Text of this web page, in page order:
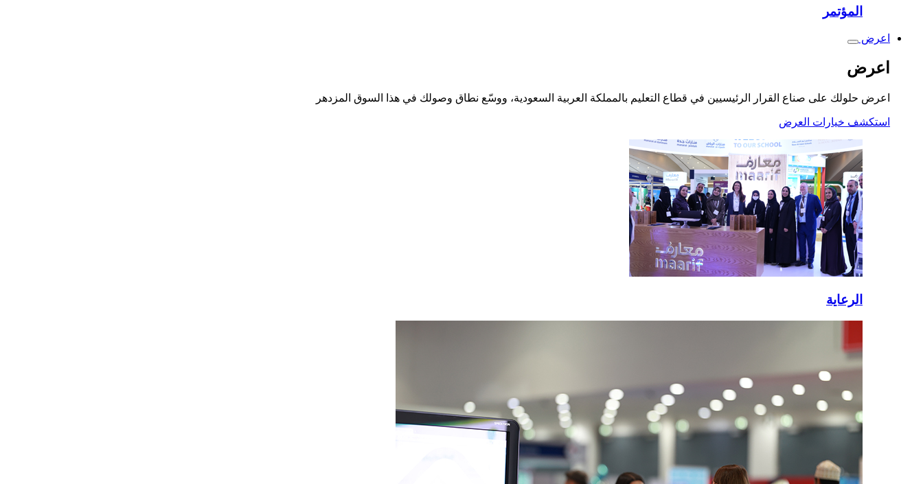
المؤتمر
اعرض
Toggle
اعرض
اعرض حلولك على صناع القرار الرئيسيين في قطاع التعليم بالمملكة العربية السعودية، ووسّع نطاق وصولك في هذا السوق المزدهر
استكشف خيارات العرض
الرعاية